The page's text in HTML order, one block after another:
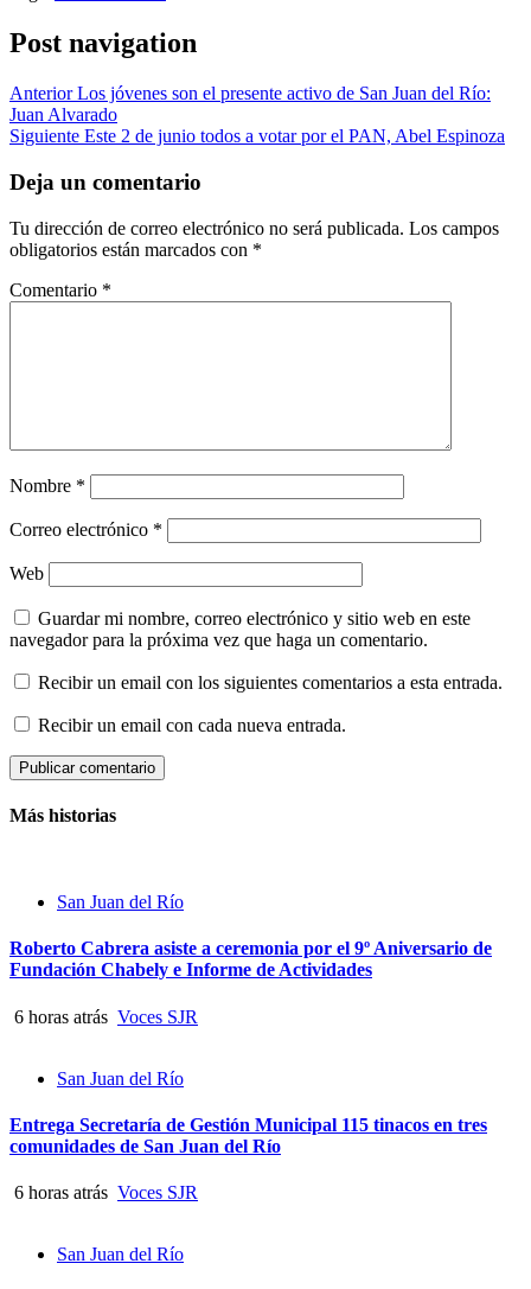
Post navigation
AnteriorLos jóvenes son el presente activo de San Juan del Río:
Juan Alvarado
Siguiente Este 2 de junio todos a votar por el PAN, Abel Espinoza
Deja un comentario
Tu dirección de correo electrónico no será publicada. Los campos
obligatorios están marcados con *
Comentario *
Nombre *
Correo electrónico *
Web
Guardar mi nombre, correo electrónico y sitio web en este
navegador para la próxima vez que haga un comentario.
Recibir un email con los siguientes comentarios a esta entrada.
Recibir un email con cada nueva entrada.
Más historias
San Juan del Río
Roberto Cabrera asiste a ceremonia por el 9º Aniversario de
Fundación Chabely e Informe de Actividades
6 horas atrás Voces SJR
San Juan del Río
Entrega Secretaría de Gestión Municipal 115 tinacos en tres
comunidades de San Juan del Río
6 horas atrás Voces SJR
San Juan del Río